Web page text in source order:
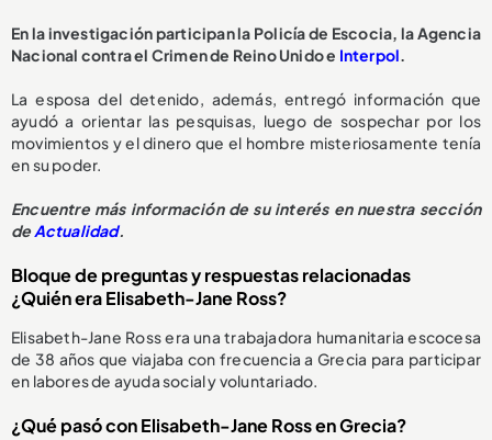
En la investigación participan la Policía de Escocia, la Agencia
Nacional contra el Crimen de Reino Unido e Interpol.
La esposa del detenido, además, entregó información que
ayudó a orientar las pesquisas, luego de sospechar por los
movimientos y el dinero que el hombre misteriosamente tenía
en su poder.
Encuentre más información de su interés en nuestra sección
deActualidad.
Bloque de preguntas y respuestas relacionadas
¿Quién era Elisabeth-Jane Ross?
Elisabeth-Jane Ross era una trabajadora humanitaria escocesa
de 38 años que viajaba con frecuencia a Grecia para participar
en labores de ayuda social y voluntariado.
¿Qué pasó con Elisabeth-Jane Ross en Grecia?